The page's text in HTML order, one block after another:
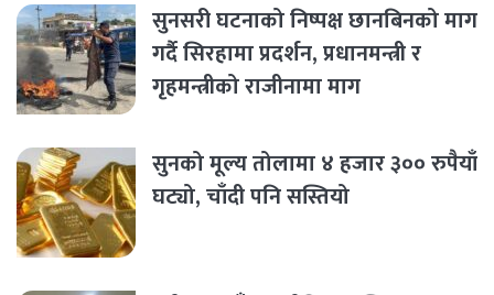
सुनसरी घटनाको निष्पक्ष छानबिनको माग
गर्दै सिरहामा प्रदर्शन, प्रधानमन्त्री र
गृहमन्त्रीको राजीनामा माग
सुनको मूल्य तोलामा ४ हजार ३०० रुपैयाँ
घट्यो, चाँदी पनि सस्तियो